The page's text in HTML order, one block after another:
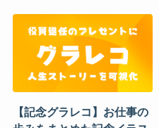
【記念グラレコ】お仕事の